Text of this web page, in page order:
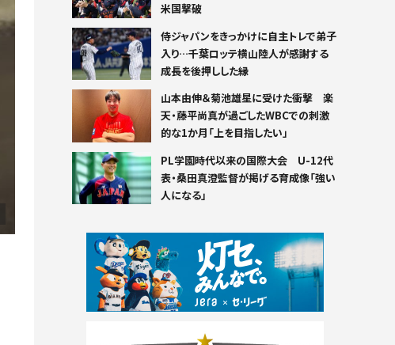
米国撃破
侍ジャパンをきっかけに自主トレで弟子
入り…千葉ロッテ横山陸人が感謝する
成長を後押しした縁
山本由伸＆菊池雄星に受けた衝撃 楽
天・藤平尚真が過ごしたWBCでの刺激
的な1か月「上を目指したい」
PL学園時代以来の国際大会 U-12代
表・桑田真澄監督が掲げる育成像「強い
人になる」